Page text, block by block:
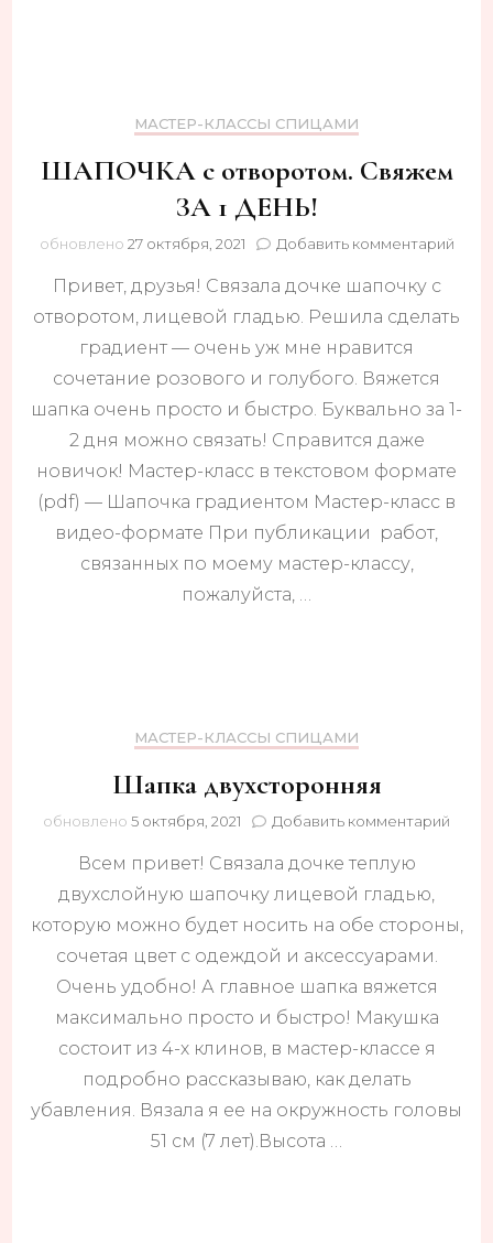
МАСТЕР-КЛАССЫ СПИЦАМИ
ШАПОЧКА с отворотом. Свяжем
ЗА 1 ДЕНЬ!
обновлено 27 октября, 2021 Добавить комментарийк
Привет, друзья! Связала дочке шапочку с
отворотом, лицевой гладью. Решила сделать
градиент — очень уж мне нравится
сочетание розового и голубого. Вяжется
шапка очень просто и быстро. Буквально за 1-
2 дня можно связать! Справится даже
новичок! Мастер-класс в текстовом формате
(pdf) — Шапочка градиентом Мастер-класс в
видео-формате При публикации работ,
связанных по моему мастер-классу,
пожалуйста, …
МАСТЕР-КЛАССЫ СПИЦАМИ
Шапка двухсторонняя
обновлено 5 октября, 2021 Добавить комментарий
Всем привет! Связала дочке теплую
двухслойную шапочку лицевой гладью,
которую можно будет носить на обе стороны,
сочетая цвет с одеждой и аксессуарами.
Очень удобно! А главное шапка вяжется
максимально просто и быстро! Макушка
состоит из 4-х клинов, в мастер-классе я
подробно рассказываю, как делать
убавления. Вязала я ее на окружность головы
51 см (7 лет).Высота …